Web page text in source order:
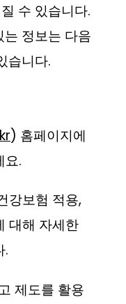
수 있습니다.
정보는 다음
습니다.
) 홈페이지에
요.
강보험 적용,
대해 자세한
.
제도를 활용